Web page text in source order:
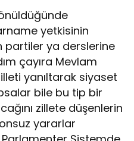
yetkisinin
partiler ya derslerine
çayıra Mevlam
yanıltarak siyaset
bile bu tip bir
zillete düşenlerin
yararlar